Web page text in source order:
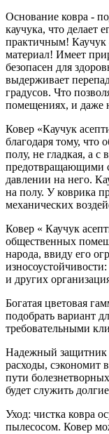
Основание ковра -
каучука, что делает
практичным! Каучук
материал! Имеет
безопасен для
выдерживает
градусов. Что
помещениях, и даже
Ковер «Каучук
благодаря тому, что
полу, не гладкая, а
предотвращающими
давлении на него.
на полу. У коврика
механических
Ковер « Каучук
общественных
народа, ввиду его
и других
Богатая цветовая
подобрать вариант
требовательными
Надежный защитник
расходы, сэкономит
пути
будет служить
Уход: чистка ковра
пылесосом. Ковер